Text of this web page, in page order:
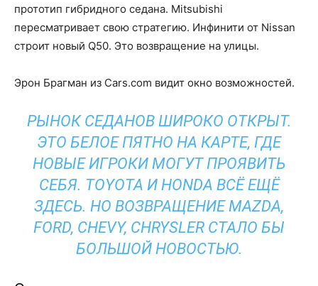
прототип гибридного седана. Mitsubishi
пересматривает свою стратегию. Инфинити от Nissan
строит новый Q50. Это возвращение на улицы.
Эрон Брагман из Cars.com видит окно возможностей.
РЫНОК СЕДАНОВ ШИРОКО ОТКРЫТ.
ЭТО БЕЛОЕ ПЯТНО НА КАРТЕ, ГДЕ
НОВЫЕ ИГРОКИ МОГУТ ПРОЯВИТЬ
СЕБЯ. TOYOTA И HONDA ВСЁ ЕЩЁ
ЗДЕСЬ. НО ВОЗВРАЩЕНИЕ MAZDA,
FORD, CHEVY, CHRYSLER СТАЛО БЫ
БОЛЬШОЙ НОВОСТЬЮ.